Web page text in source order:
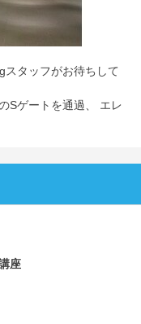
タッフがお待ちして
Sゲートを通過、 エレ
座